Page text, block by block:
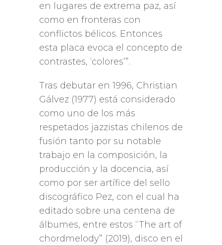
en lugares de extrema paz, así
como en fronteras con
conflictos bélicos. Entonces
esta placa evoca el concepto de
contrastes, ‘colores’”.
Tras debutar en 1996, Christian
Gálvez (1977) está considerado
como uno de los más
respetados jazzistas chilenos de
fusión tanto por su notable
trabajo en la composición, la
producción y la docencia, así
como por ser artífice del sello
discográfico Pez, con el cual ha
editado sobre una centena de
álbumes, entre estos “The art of
chordmelody” (2019), disco en el